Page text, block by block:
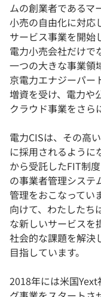
ムの創業者であるマ
小売の自由化に対応
サービス事業を開始
電力小売会社だけで
一つの大きな事業領
京電力エナジーパー
増資を受け、電力や
クラウド事業をさら
電力CISは、その高
に採用されるように
から受託したFIT制
の事業者管理システ
管理をおこなってい
向けて、わたしたち
な新しいサービスを
社会的な課題を解決
目指しています。
2018年には米国